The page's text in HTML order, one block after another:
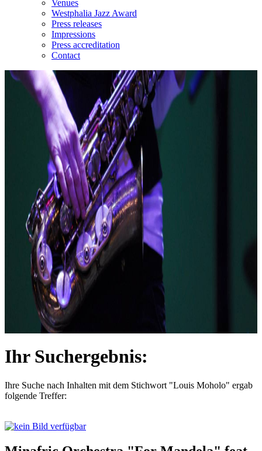
Venues
Westphalia Jazz Award
Press releases
Impressions
Press accreditation
Contact
Ihr Suchergebnis:
Ihre Suche nach Inhalten mit dem Stichwort "Louis Moholo" ergab
folgende Treffer: